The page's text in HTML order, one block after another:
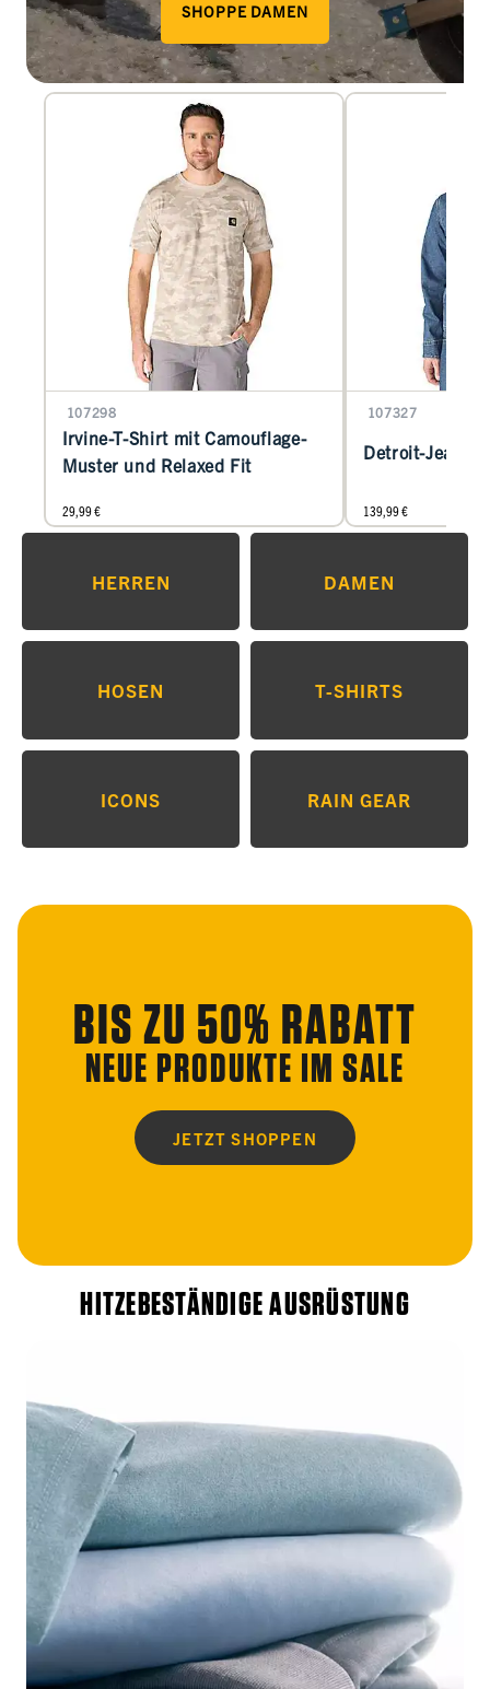
SHOPPE DAMEN
107298
Irvine-T-Shirt mit Camouflage-
Muster und Relaxed Fit
29,99 €
107327
Detroit-
139,99 €
HERREN DAMEN
HOSEN T-SHIRTS
ICONS RAIN GEAR
BIS ZU 50% RABATT
NEUE PRODUKTE IM SALE
JETZT SHOPPEN
HITZEBESTÄNDIGE AUSRÜSTUNG